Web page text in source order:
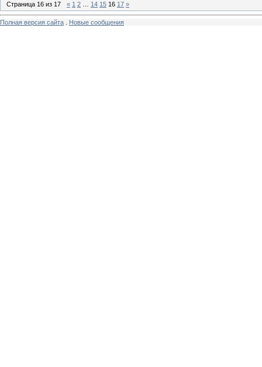
Страница 16 из 17 « 1 2 14 15 16 17 »
Полная версия сайта Новые сообщения